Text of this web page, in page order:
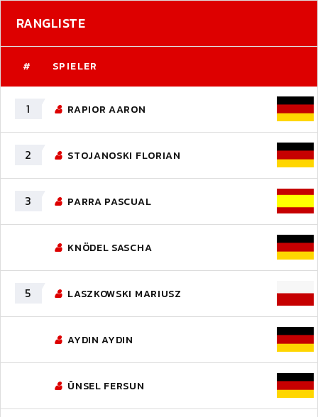
RANGLISTE
# SPIELER
1 RAPIOR AARON
2 STOJANOSKI FLORIAN
3 PARRA PASCUAL
KNÖDEL SASCHA
5 LASZKOWSKI MARIUSZ
AYDIN AYDIN
ÜNSEL FERSUN